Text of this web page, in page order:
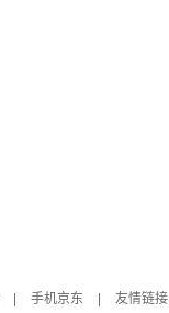
手机京东 友情链接